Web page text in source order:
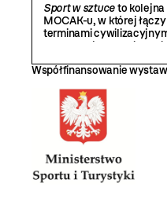
Sport w sztuceto
MOCAK-u, w której
terminami
reprodukcje prac
Kaysera.
Współfinansowanie